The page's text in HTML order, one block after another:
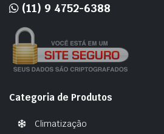
(11) 9 4752-6388
Categoria de Produtos
Climatização